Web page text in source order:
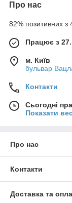
Про нас
82% позитивних з
Працює з
м. Київ
бульвар
Контакти
Сьогодні
Показати
Про нас
Контакти
Доставка та